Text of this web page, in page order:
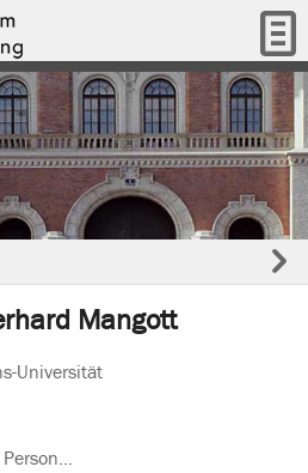
Mangott
Universität